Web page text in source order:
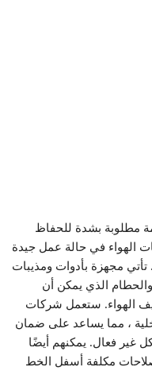
مطلوبة بشدة للحفاظ
الهواء في حالة عمل جيدة
مجهزة بأدوات ومذيبات
الذي يمكن أن
الهواء. ستعمل شركات
، مما يساعد على ضمان
غير فعال. يمكنهم أيضًا
مكلفة أسفل الخط